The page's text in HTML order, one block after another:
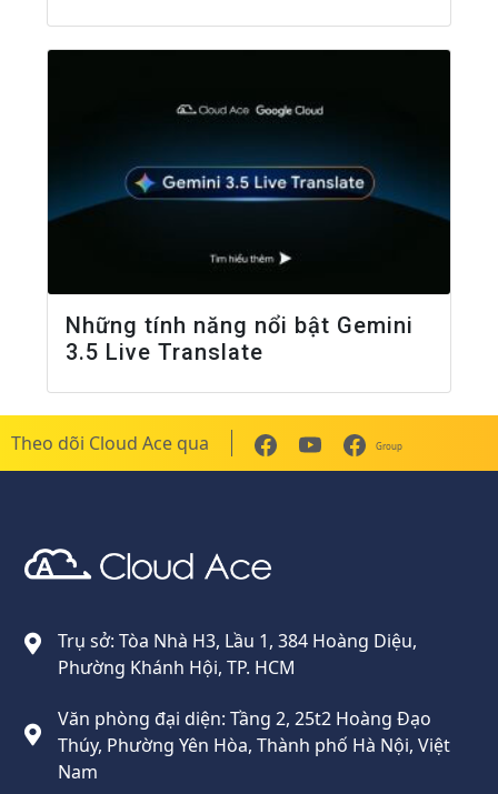
Những tính năng nổi bật Gemini
3.5 Live Translate
Theo dõi Cloud Ace qua Group
Trụ sở: Tòa Nhà H3, Lầu 1, 384 Hoàng Diệu,
Phường Khánh Hội, TP. HCM
Văn phòng đại diện: Tầng 2, 25t2 Hoàng Đạo
Thúy, Phường Yên Hòa, Thành phố Hà Nội, Việt
Nam